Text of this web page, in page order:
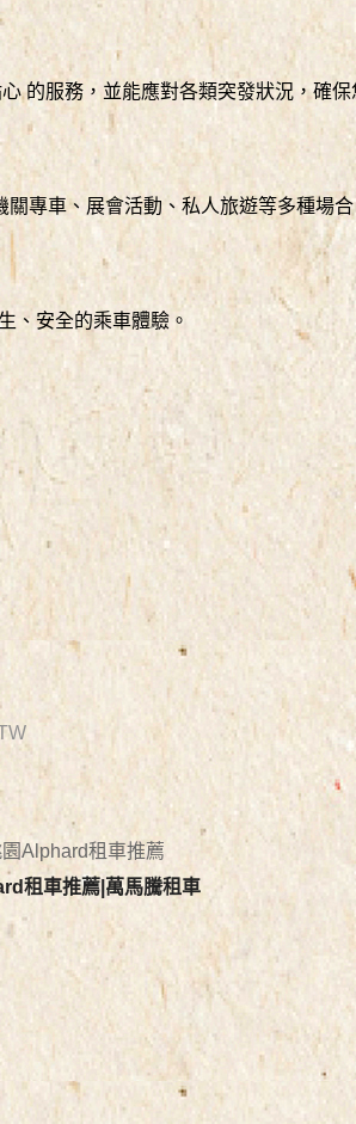
的服務，並能應對各類突發狀況，確
專車、展會活動、私人旅遊等多種場
、安全的乘車體驗。
Alphard租車推薦
租車推薦|萬馬騰租車